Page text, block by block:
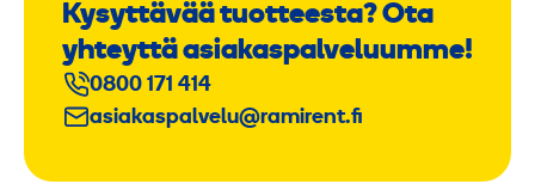
Kysyttävää tuotteesta? Ota
yhteyttä asiakaspalveluumme!
0800 171 414
asiakaspalvelu@ramirent.fi